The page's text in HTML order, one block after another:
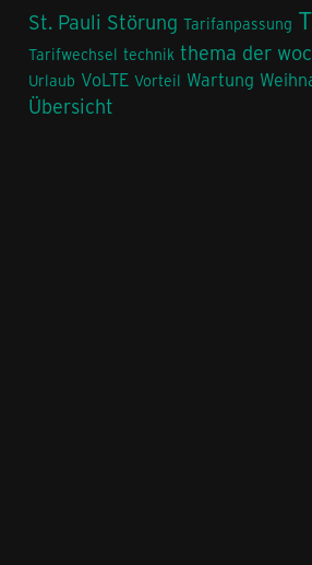
St. Pauli Störung Tarifanpassung
Tarifwechsel technik thema der
Urlaub VoLTE Vorteil Wartung
Übersicht